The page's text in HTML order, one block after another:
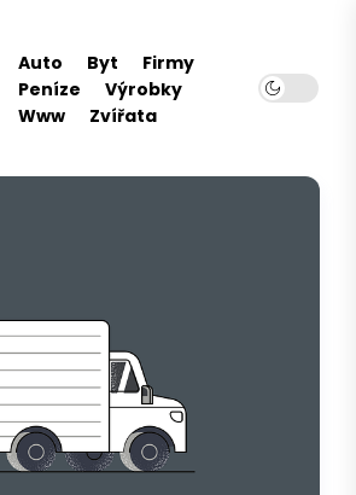
Auto Byt
Firmy
Peníze
Výrobky
Www
Zvířata